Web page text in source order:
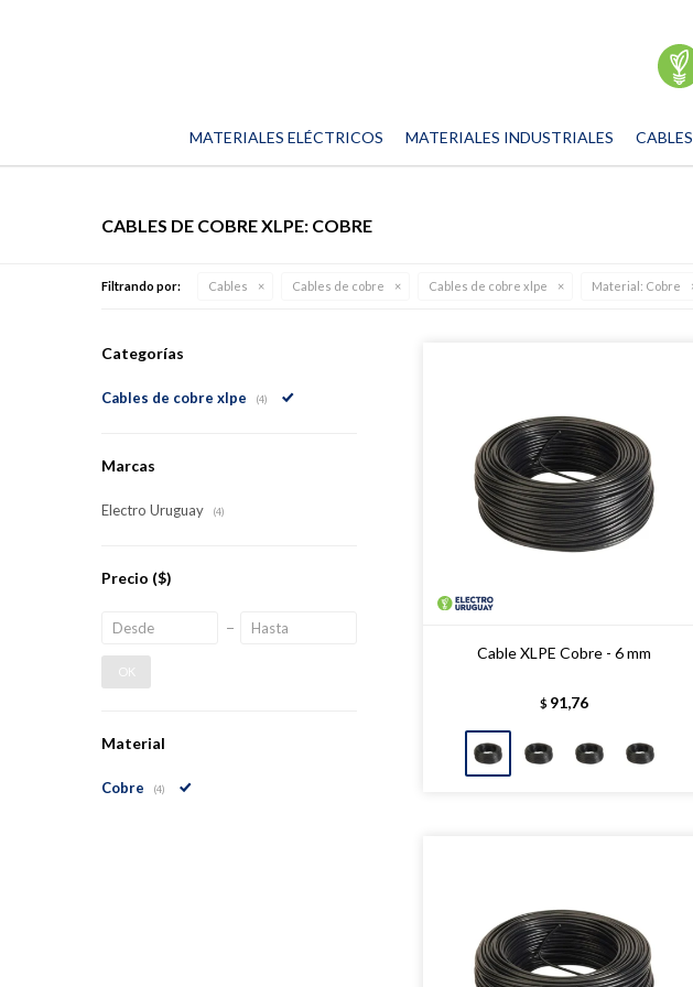
MATERIALES ELÉCTRICOS MATERIALES INDUSTRIALES CABLES
CABLES DE COBRE XLPE: COBRE
Filtrando por: Cables Cables de cobre Cables de cobre xlpe Material: Cobre
Cable XLPE Cobre - 6 mm
$ 91,76
Categorías
Cables de cobre xlpe (4)
Marcas
Electro Uruguay (4)
Precio ($)
OK
Material
Cobre (4)